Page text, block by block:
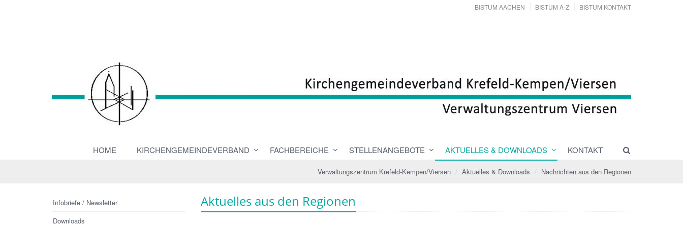
BISTUM AACHEN BISTUM A-Z BISTUM KONTAKT
HOME KIRCHENGEMEINDEVERBAND FACHBEREICHE STELLENANGEBOTE AKTUELLES & DOWNLOADS KONTAKT
Verwaltungszentrum Krefeld-Kempen/Viersen Aktuelles & Downloads Nachrichten aus den Regionen
Aktuelles aus den Regionen
Infobriefe / Newsletter
Downloads